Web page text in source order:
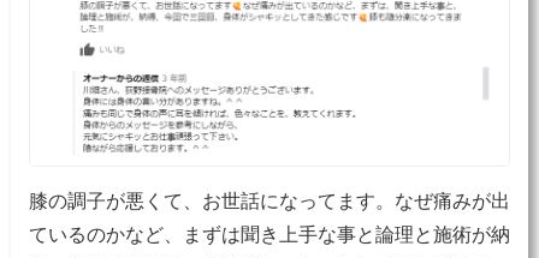
膝の調子が悪くて、お世話になってます。なぜ痛みが出
ているのかなど、まずは聞き上手な事と論理と施術が納